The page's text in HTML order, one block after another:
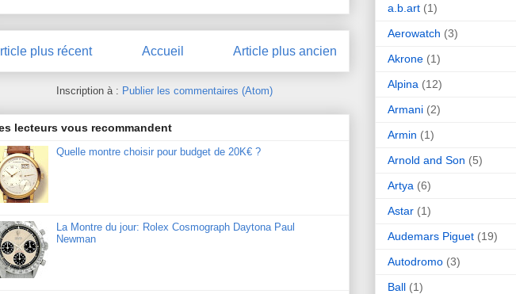
plus récent Article plus ancien
Accueil
Inscription à : Publier les commentaires (Atom)
lecteurs vous recommandent
Quelle montre choisir pour budget de 20K€ ?
La Montre du jour: Rolex Cosmograph Daytona Paul
Newman
a.b.art (1)
Aerowatch (3)
Akrone (1)
Alpina (12)
Armani (2)
Armin (1)
Arnold and Son (5)
Artya (6)
Astar (1)
Audemars Piguet (19)
Autodromo (3)
Ball (1)